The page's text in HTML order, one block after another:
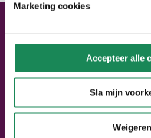
Marketing cookies
Accepteer alle
Sla mijn
Weigeren
Bel ons:040 – 220 22 02
Mail ons:
Bezoek SeniorenPunt